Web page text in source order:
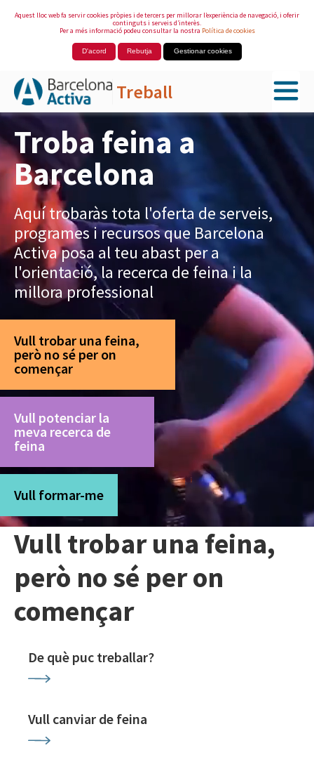
Aquest lloc web fa servir cookies pròpies i de tercers per millorar l’experiència de navegació, i oferir
continguts i serveis d’interès.
Per a més informació podeu consultar la nostra Política de cookies
D'acord Rebutja Gestionar cookies
Treball
Salta al contingut principal
Troba feina a
Barcelona
Aquí trobaràs tota l'oferta de serveis,
programes i recursos que Barcelona
Activa posa al teu abast per a
l'orientació, la recerca de feina i la
millora professional
Vull trobar una feina,
però no sé per on
començar
Vull potenciar la
meva recerca de
feina
Vull formar-me
Vull trobar una feina,
però no sé per on
començar
De què puc treballar?
Vull canviar de feina